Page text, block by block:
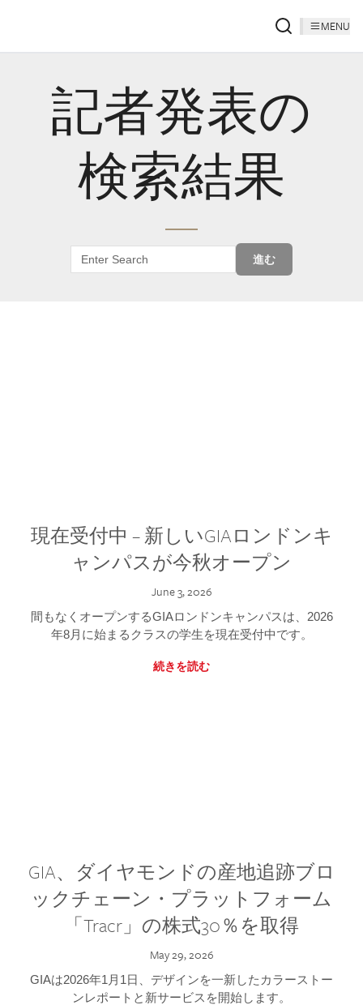
MENU
記者発表の
検索結果
進む
現在受付中 – 新しいGIAロンドンキ
ャンパスが今秋オープン
June 3, 2026
間もなくオープンするGIAロンドンキャンパスは、2026
年8月に始まるクラスの学生を現在受付中です。
続きを読む
GIA、ダイヤモンドの産地追跡ブロ
ックチェーン・プラットフォーム
「Tracr」の株式30％を取得
May 29, 2026
GIAは2026年1月1日、デザインを一新したカラーストー
ンレポートと新サービスを開始します。